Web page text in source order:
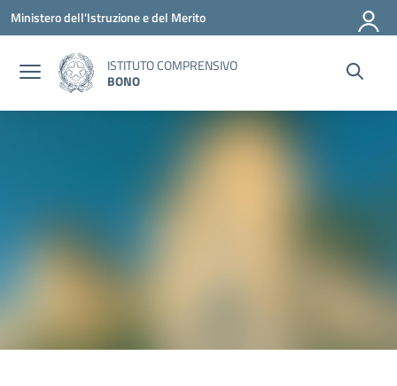
Vai ai contenuti
Vai al menu di navigazione
Vai al footer
Ministero dell'Istruzione e del Merito
ISTITUTO COMPRENSIVO
BONO